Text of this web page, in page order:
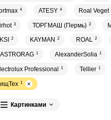
4 ATESY 4 Roal Veget
3 ТОРГМАШ (Пермь) 3
2 KAYMAN 2 ROAL 2
1 AlexanderSolia 1
Professional 1 Tellier 1
1
Картинками